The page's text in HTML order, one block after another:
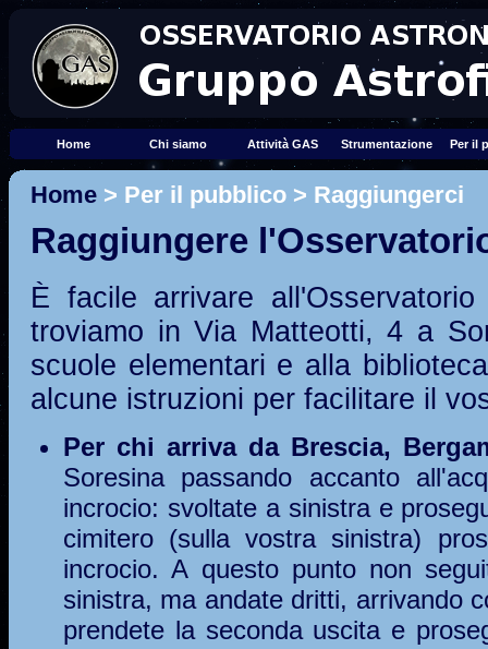
Home Chi siamo Attività GAS Strumentazione Per il
Home > Per il pubblico > Raggiungerci
Raggiungere
È facile arrivare
troviamo in Via Matteotti, 4 a
scuole elementari e alla
alcune istruzioni per facilitare il
Per chi arriva da Brescia,
Soresina passando accanto
incrocio: svoltate a sinistra e
cimitero (sulla vostra sinistra)
incrocio. A questo punto non
sinistra, ma andate dritti, arrivando
prendete la seconda uscita e